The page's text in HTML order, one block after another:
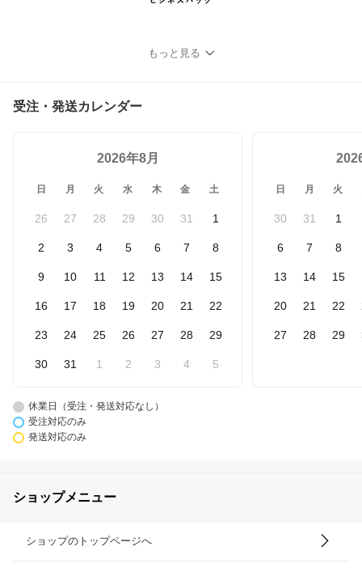
もっと見る
受注・発送カレンダー
2026年8月
日 月 火 水 木 金 土
26 27 28 29 30 31 1
2 3 4 5 6 7 8
9 10 11 12 13 14 15
16 17 18 19 20 21 22
23 24 25 26 27 28 29
30 31 1 2 3 4 5
日 月 火
30 31 1
6 7 8
13 14 15
20 21 22
27 28 29
休業日（受注・発送対応なし）
受注対応のみ
発送対応のみ
ショップメニュー
ショップのトップページへ